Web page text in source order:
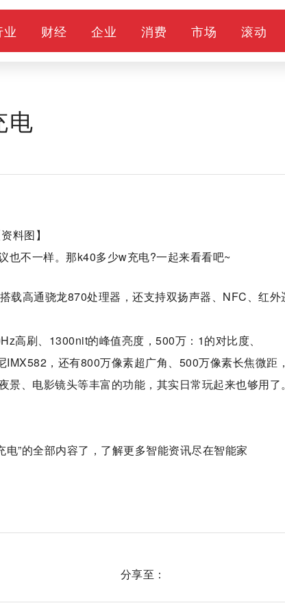
业 财经 企业 消费 市场 滚动
电
资料图】
也不一样。那k40多少w充电?一起来看看吧~
载高通骁龙870处理器，还支持双扬声器、NFC、红外
高刷、1300nit的峰值亮度，500万：1的对比度、
，还有800万像素超广角、500万像素长焦微距
、电影镜头等丰富的功能，其实日常玩起来也够用了
”的全部内容了，了解更多智能资讯尽在智能家
分享至：